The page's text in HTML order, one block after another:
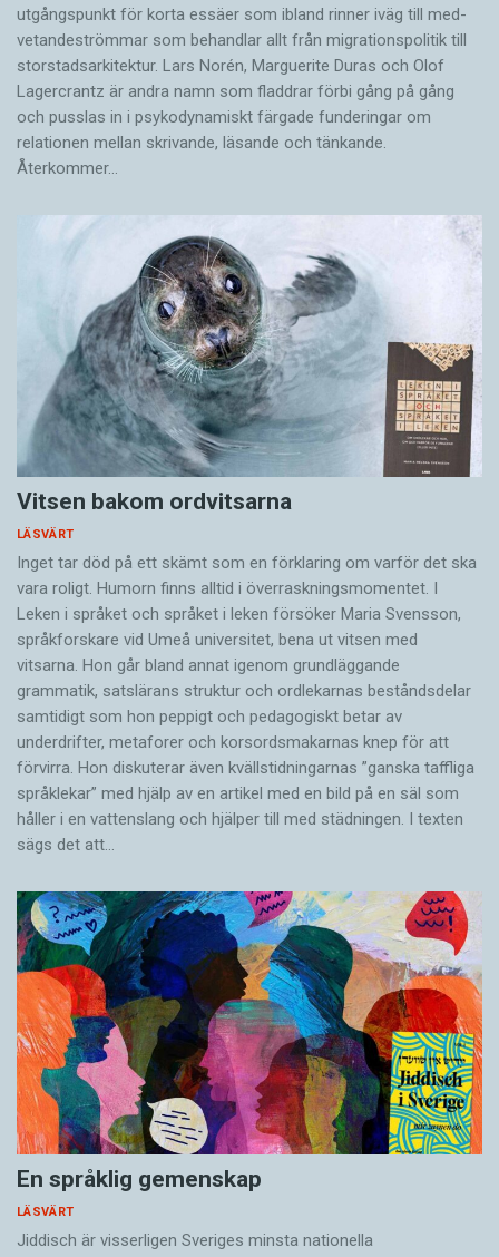
utgångspunkt för korta essäer som ibland rinner iväg till med­
vetandeströmmar som behandlar allt från migrationspolitik till
storstadsarkitektur. Lars Norén, Marguerite Duras och Olof
Lagercrantz är andra namn som fladdrar förbi gång på gång
och pusslas in i psykodynamiskt färgade funderingar om
relationen mellan skrivande, läsande och tänkande.
Återkommer…
Vitsen bakom ordvitsarna
LÄSVÄRT
Inget tar död på ett skämt som en förklaring om varför det ska
vara roligt. Humorn finns alltid i överrask­ningsmomentet. I
Leken i språket och språket i leken för­söker Maria Svensson,
språkforskare vid Umeå universitet, bena ut vitsen med
vitsarna. Hon går bland annat igenom grundläggande
grammatik, satslärans struktur och ord­lekarnas beståndsdelar
samtidigt som hon peppigt och pedagogiskt betar av
underdrifter, meta­forer och korsords­makarnas knep för att
förvirra. Hon diskuterar även ­kvällstidningarnas ”ganska taffliga
språklekar” med hjälp av en artikel med en bild på en säl som
håller i en vatten­slang och hjälper till med städningen. I ­texten
sägs det att…
En språklig gemenskap
LÄSVÄRT
Jiddisch är visserligen Sveriges minsta nationella